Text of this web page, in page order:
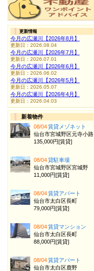
更新情報
今月の広瀬川【2026年8月】
更新日：2026.08.04
今月の広瀬川【2026年7月】
更新日：2026.07.01
今月の広瀬川【2026年6月】
更新日：2026.06.02
今月の広瀬川【2026年5月】
更新日：2026.05.07
今月の広瀬川【2026年4月】
更新日：2026.04.03
新着物件
08/04賃貸メゾネット
仙台市宮城野区元寺小路
135,000円[賃貸]
08/04貸駐車場
仙台市宮城野区宮城野
11,000円[賃貸]
08/04賃貸アパート
仙台市太白区長町
79,000円[賃貸]
08/04賃貸マンション
仙台市太白区長町
88,000円[賃貸]
08/04賃貸アパート
仙台市太白区鹿野